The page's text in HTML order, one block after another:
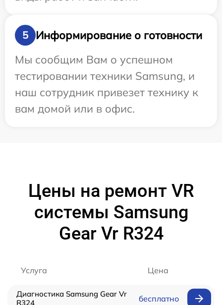
5
Информирование о готовности
Мы сообщим Вам о успешном
тестировании техники Samsung, и
наш сотрудник привезет технику к
вам домой или в офис.
Цены на ремонт VR
системы Samsung
Gear Vr R324
Услуга Цена
Диагностика Samsung Gear Vr
R324
бесплатно